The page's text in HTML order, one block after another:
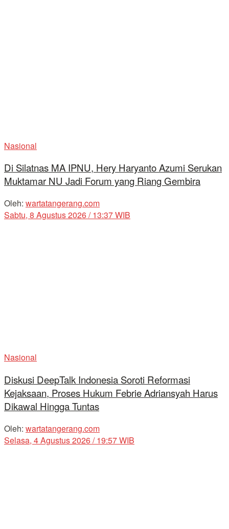
Nasional
Di Silatnas MA IPNU, Hery Haryanto Azumi Serukan
Muktamar NU Jadi Forum yang Riang Gembira
Oleh: wartatangerang.com
Sabtu, 8 Agustus 2026 / 13:37 WIB
Nasional
Diskusi DeepTalk Indonesia Soroti Reformasi
Kejaksaan, Proses Hukum Febrie Adriansyah Harus
Dikawal Hingga Tuntas
Oleh: wartatangerang.com
Selasa, 4 Agustus 2026 / 19:57 WIB